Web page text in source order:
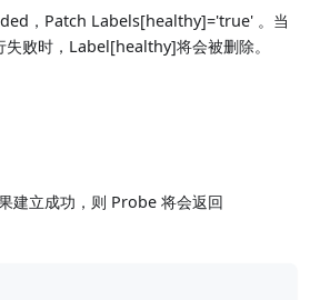
，Patch Labels[healthy]='true' 。当
败时，Label[healthy]将会被删除。
建立成功，则 Probe 将会返回